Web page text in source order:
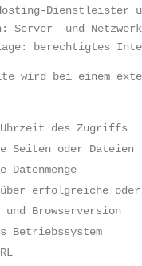
Dienstleister
Server- und
berechtigtes
wird bei einem
Uhrzeit des Zugriffs
Seiten oder Dateien
Datenmenge
über erfolgreiche
und Browserversion
Betriebssystem